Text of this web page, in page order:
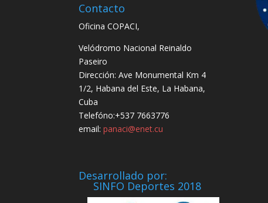
Contacto
Oficina COPACI,
Velódromo Nacional Reinaldo
Paseiro
Dirección: Ave Monumental Km 4
1/2, Habana del Este, La Habana,
Cuba
Telefóno:+537 7663776
email:panaci@enet.cu
Desarrollado por:
SINFO Deportes 2018